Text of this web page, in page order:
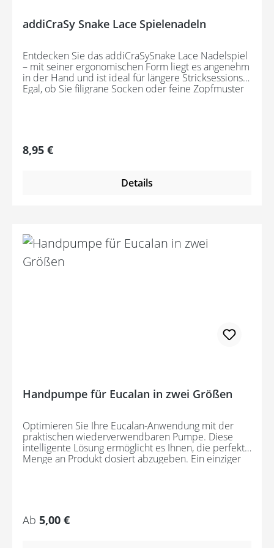
addiCraSy Snake Lace Spielenadeln
Entdecken Sie das addiCraSySnake Lace Nadelspiel
– mit seiner ergonomischen Form liegt es angenehm
in der Hand und ist ideal für längere Stricksessions.
Egal, ob Sie filigrane Socken oder feine Zopfmuster
Verlieren von Maschen machen müssen. Besonders
Strickanfänger und LockerstrickerInnen werden die
innovative Entwicklung stammt von CraSy – Sylvie
Regulärer Preis:
8,95 €
Details
Handpumpe für Eucalan in zwei Größen
Optimieren Sie Ihre Eucalan-Anwendung mit der
praktischen wiederverwendbaren Pumpe. Diese
intelligente Lösung ermöglicht es Ihnen, die perfekte
Menge an Produkt dosiert abzugeben. Ein einziger
mühelose und präzise Dosierung von Eucalan und
erleichtern Sie sich Ihren Pflegeprozess.
Regulärer Preis:
Ab 5,00 €